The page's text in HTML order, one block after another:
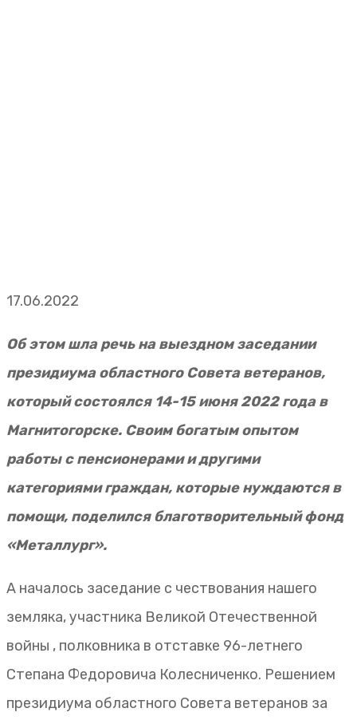
17.06.2022
Об этом шла речь на выездном заседании
президиума областного Совета ветеранов,
который состоялся 14-15 июня 2022 года в
Магнитогорске. Своим богатым опытом
работы с пенсионерами и другими
категориями граждан, которые нуждаются в
помощи, поделился благотворительный фонд
«Металлург».
А началось заседание с чествования нашего
земляка, участника Великой Отечественной
войны , полковника в отставке 96-летнего
Степана Федоровича Колесниченко. Решением
президиума областного Совета ветеранов за